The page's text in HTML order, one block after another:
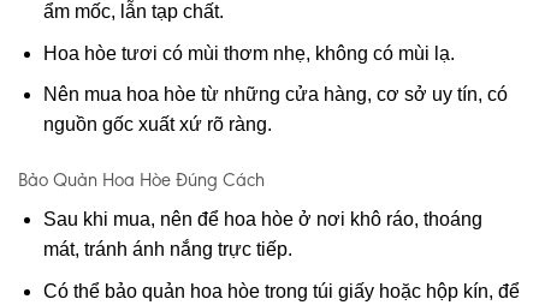
ẩm mốc, lẫn tạp chất.
Hoa hòe tươi có mùi thơm nhẹ, không có mùi lạ.
Nên mua hoa hòe từ những cửa hàng, cơ sở uy tín, có
nguồn gốc xuất xứ rõ ràng.
Bảo Quản Hoa Hòe Đúng Cách
Sau khi mua, nên để hoa hòe ở nơi khô ráo, thoáng
mát, tránh ánh nắng trực tiếp.
Có thể bảo quản hoa hòe trong túi giấy hoặc hộp kín, để